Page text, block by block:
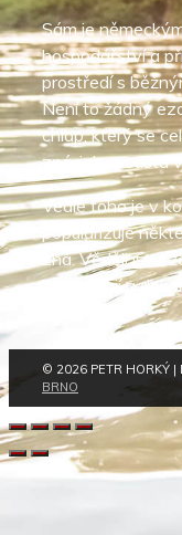
Sám je
hospodářství a
prostředí s
Není to žádný
chlap, který se
zná, jak spousta
Vedle toho je v
popularizuje
zná. Věděli jste,
komunikují a
© 2026 PETR HORKÝ |
BRNO